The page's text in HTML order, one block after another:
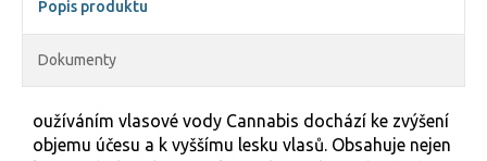
Popis produktu
Dokumenty
oužíváním vlasové vody Cannabis dochází ke zvýšení
objemu účesu a k vyššímu lesku vlasů. Obsahuje nejen